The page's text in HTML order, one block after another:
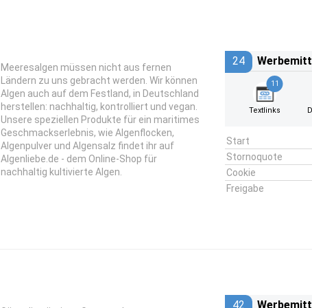
Meeresalgen müssen nicht aus fernen
Ländern zu uns gebracht werden. Wir können
Algen auch auf dem Festland, in Deutschland
herstellen: nachhaltig, kontrolliert und vegan.
Unsere speziellen Produkte für ein maritimes
Geschmackserlebnis, wie Algenflocken,
Algenpulver und Algensalz findet ihr auf
Algenliebe.de - dem Online-Shop für
nachhaltig kultivierte Algen.
24
11
Textlinks
Start
Stornoquote
Cookie
Freigabe
42